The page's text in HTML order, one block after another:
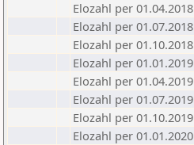
Elozahl per 01.04.2018
Elozahl per 01.07.2018
Elozahl per 01.10.2018
Elozahl per 01.01.2019
Elozahl per 01.04.2019
Elozahl per 01.07.2019
Elozahl per 01.10.2019
Elozahl per 01.01.2020